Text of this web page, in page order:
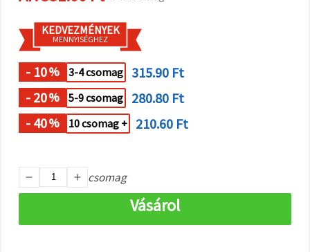
Beállításokban
megadhatja
preferenciáit
az adott
típusú sütik
kiválasztásával
"Mentés"
gombra
kattintva.
Fogadja
Beállítások
KEDVEZMÉNYEK
MENNYISÉGHEZ
- 10% 3-4 csomag
315.90 Ft
- 20% 5-9 csomag
280.80 Ft
- 40% 10 csomag + 210.60 Ft
csomag
Vásárol